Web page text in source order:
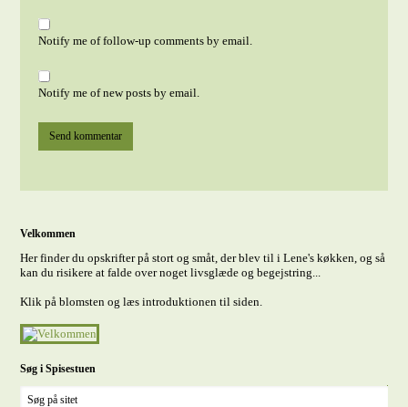
Notify me of follow-up comments by email.
Notify me of new posts by email.
Velkommen
Her finder du opskrifter på stort og småt, der blev til i Lene's køkken, og så
kan du risikere at falde over noget livsglæde og begejstring...
Klik på blomsten og læs introduktionen til siden.
Søg i Spisestuen